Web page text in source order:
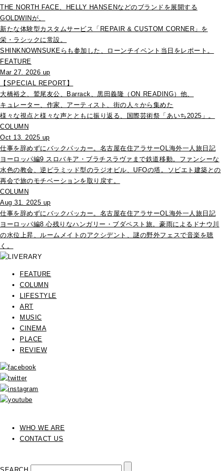
THE NORTH FACE、HELLY HANSENなどのブランドを展開する
GOLDWINが、
新たな体験型カスタムサービス「REPAIR & CUSTOM CORNER」を
栄・ラシックに常設。
SHINKNOWNSUKEらも参加した、ローンチイベント当日をレポート。
FEATURE
Mar 27. 2026 up
【SPECIAL REPORT】
大橋裕之、鷲尾友公、Barrack、黒田義隆（ON READING）他、
キュレーター、作家、アーティスト、街の人々から集めた
様々な視点と様々な声とともに振り返る、国際芸術祭「あいち2025」。
COLUMN
Oct 13. 2025 up
仕事を辞めずにバックパッカー。名古屋在住アラサーOL海外一人旅日記
ヨーロッパ編9 スロバキア・ブラチスラヴァまで鉄道移動。ファンシーな
水色の教会、逆ピラミッド型のラジオビル、UFOの塔。ソビエト建築との
再会で旅のモチベーションを取り戻す。
COLUMN
Aug 31. 2025 up
仕事を辞めずにバックパッカー。名古屋在住アラサーOL海外一人旅日記
ヨーロッパ編8 心残りなハンガリー・ブダペスト旅。豪雨によるドナウ川
の水位上昇、ルームメイトのアクシデント、謎の野外フェスで音楽を聴
く。
FEATURE
COLUMN
LIFESTYLE
ART
MUSIC
CINEMA
PLACE
REVIEW
WHO WE ARE
CONTACT US